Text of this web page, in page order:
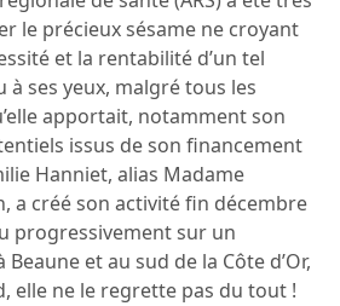
le précieux sésame ne croyant
et la rentabilité d’un tel
ses yeux, malgré tous les
apportait, notamment son
issus de son financement
Hanniet, alias Madame
a créé son activité fin décembre
progressivement sur un
et au sud de la Côte d’Or,
elle ne le regrette pas du tout !